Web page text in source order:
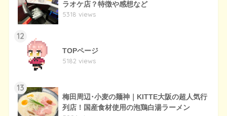
ラオケ店？特徴や感想など
5318 views
12
TOPページ
5182 views
13
梅田周辺･小麦の麺神｜KITTE大阪の超人気行
列店！国産食材使用の泡鶏白湯ラーメン